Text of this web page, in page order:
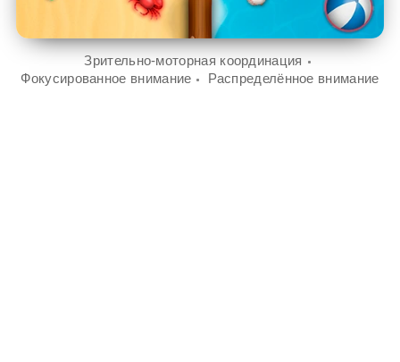
Зрительно-моторная координация
Фокусированное внимание
Распределённое внимание